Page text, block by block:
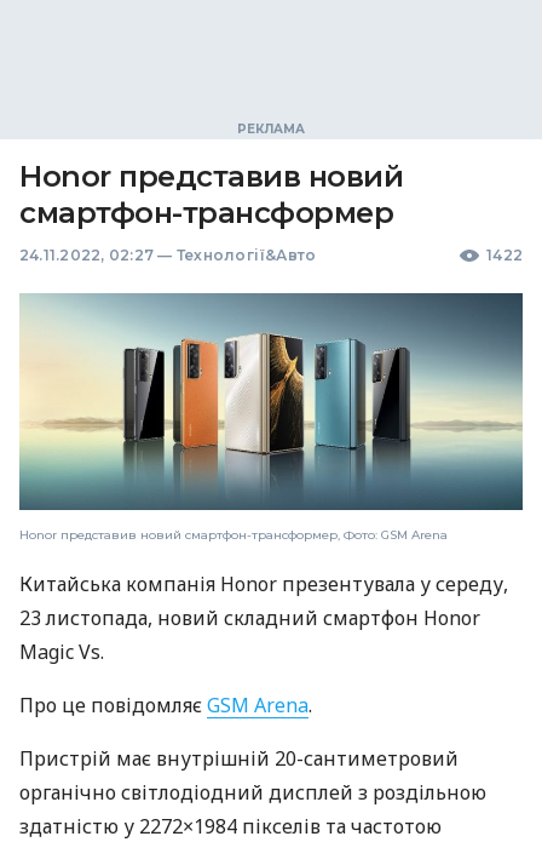
Honor представив новий
смартфон-трансформер
24.11.2022, 02:27 — Технології&Авто 1422
Honor представив новий смартфон-трансформер, Фото: GSM Arena
Китайська компанія Honor презентувала у середу,
23 листопада, новий складний смартфон Honor
Magic Vs.
Про це повідомляєGSM Arena.
Пристрій має внутрішній 20-сантиметровий
органічно світлодіодний дисплей з роздільною
здатністю у 2272×1984 пікселів та частотою